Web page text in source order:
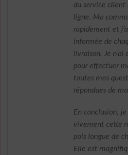
du service client
ligne. Ma
rapidement et
informée de
livraison. Je n’ai
pour effectuer
toutes mes
répondues de
En conclusion,
vivement cette
pois longue de
Elle est